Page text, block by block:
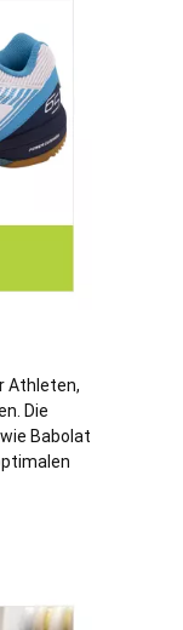
Athleten,
Die
Babolat